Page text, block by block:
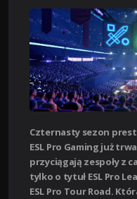
Czternasty sezon
ESL Pro Gaming już
przyciągają zespoły z
tylko o tytuł ESL Pro
ESL Pro Tour Road.